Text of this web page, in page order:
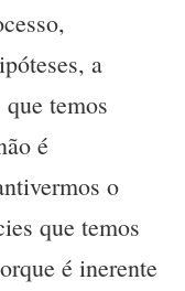
a
temos
é
o
que temos
é inerente